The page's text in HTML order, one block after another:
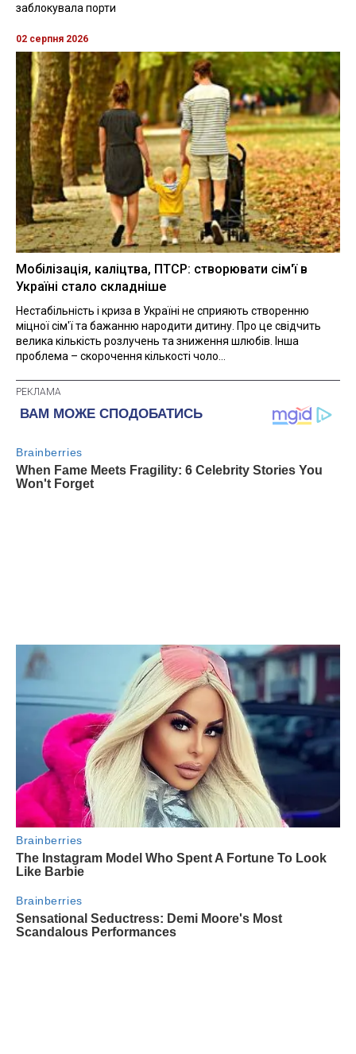
заблокувала порти
02 серпня 2026
Мобілізація, каліцтва, ПТСР: створювати сім'ї в
Україні стало складніше
Нестабільність і криза в Україні не сприяють створенню
міцної сім'ї та бажанню народити дитину. Про це свідчить
велика кількість розлучень та зниження шлюбів. Інша
проблема – скорочення кількості чоло...